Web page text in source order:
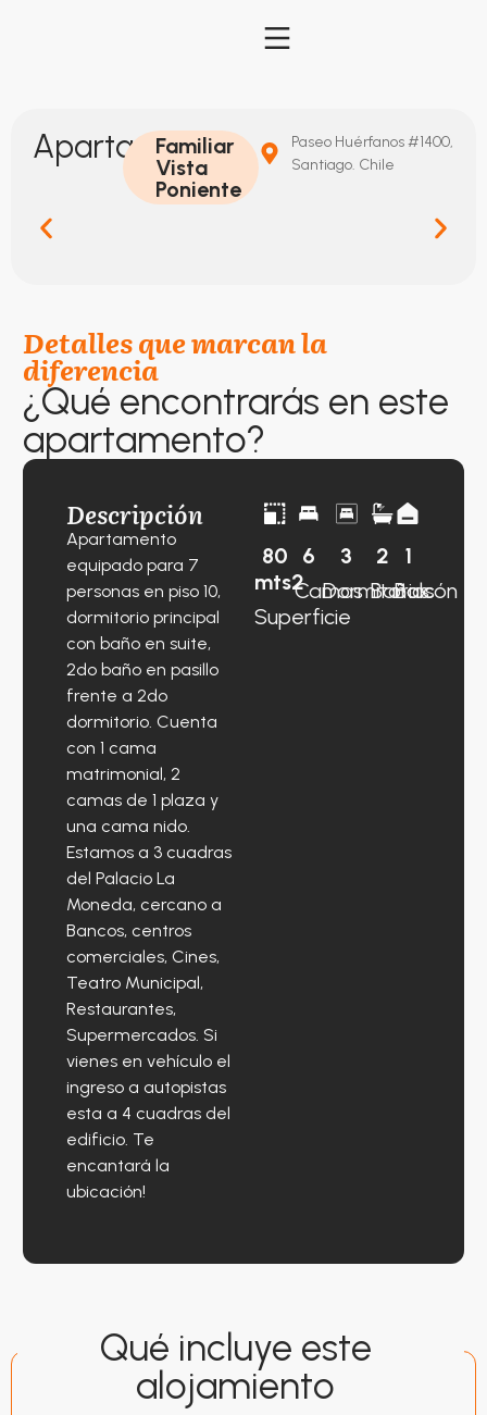
Apartamento
Familiar
Vista
Poniente
Paseo Huérfanos #1400,
Santiago. Chile
Detalles que marcan la
diferencia
¿Qué encontrarás en este
apartamento?
Descripción
Apartamento
equipado para 7
personas en piso 10,
dormitorio principal
con baño en suite,
2do baño en pasillo
frente a 2do
dormitorio. Cuenta
con 1 cama
matrimonial, 2
camas de 1 plaza y
una cama nido.
Estamos a 3 cuadras
del Palacio La
Moneda, cercano a
Bancos, centros
comerciales, Cines,
Teatro Municipal,
Restaurantes,
Supermercados. Si
vienes en vehículo el
ingreso a autopistas
esta a 4 cuadras del
edificio. Te
encantará la
ubicación!
80
mts2
Superficie
6
Camas
3
Dormitorios
2
Baños
1
Balcón
Qué incluye este
alojamiento